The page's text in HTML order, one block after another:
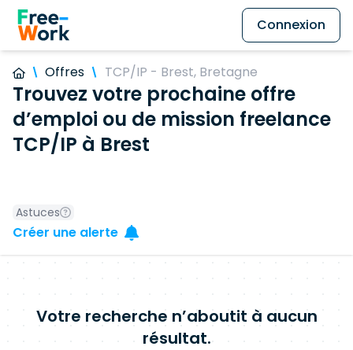
Connexion
Offres TCP/IP - Brest, Bretagne
Trouvez votre prochaine offre
d’emploi ou de mission freelance
TCP/IP à Brest
Astuces
Créer une alerte
Votre recherche n’aboutit à aucun
résultat.